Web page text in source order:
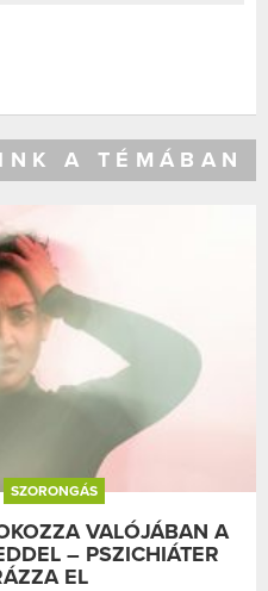
A TÉMÁBAN
SZORONGÁS
VALÓJÁBAN A
– PSZICHIÁTER
EL